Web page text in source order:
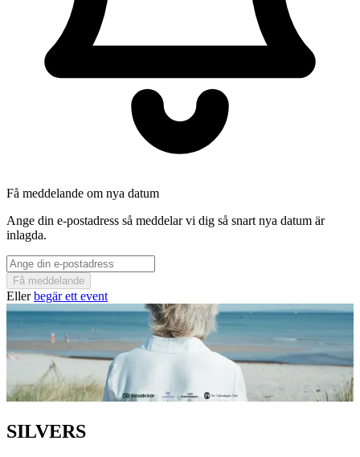
Få meddelande om nya datum
Ange din e-postadress så meddelar vi dig så snart nya datum är
inlagda.
Få meddelande
Ellerbegär ett event
SILVERS